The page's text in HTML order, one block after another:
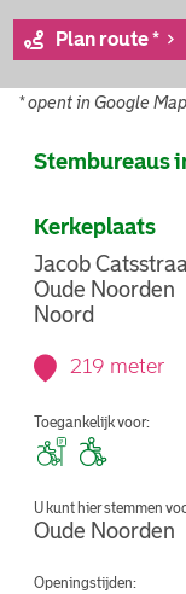
Plan route *
* opent in Google
Stembureaus
Kerkeplaats
Jacob
Oude Noorden
Noord
219 meter
Toegankelijk voor:
U kunt hier stemmen
Oude Noorden
Openingstijden: